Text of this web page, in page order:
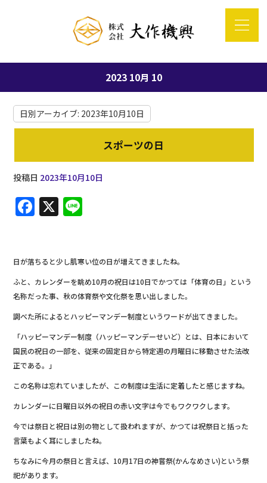
2023 10月 10
日別アーカイブ: 2023年10月10日
スポーツの日
投稿日 2023年10月10日
F
a
e
b
o
o
k
X
日が落ちると少し肌寒い位の日が増えてきましたね。
ふと、カレンダーを眺め10月の祝日は10日でかつては「体育の日」という
名称だった事、秋の体育祭や文化祭を思い出しました。
調べた所によるとハッピーマンデー制度というワードが出てきました。
「ハッピーマンデー制度（ハッピーマンデーせいど）とは、日本において
国民の祝日の一部を、従来の固定日から特定週の月曜日に移動させた法改
正である。」
この名称は忘れていましたが、この制度は生活に定着したと感じますね。
カレンダーに日曜日以外の祝日の赤い文字は今でもワクワクします。
今では祭日と祝日は別の物として扱われますが、かつては祝祭日と括った
言葉もよく耳にしましたね。
ちなみに今月の祭日と言えば、10月17日の神嘗祭(かんなめさい)という祭
祀があります。